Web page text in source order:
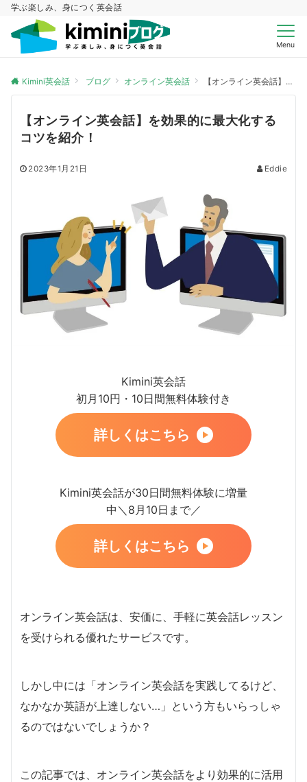
学ぶ楽しみ、身につく英会話
Menu
Kimini英会話 ブログ オンライン英会話 【オンライン英会話】を効果的に最大化するコツを紹介！
【オンライン英会話】を効果的に最大化する
コツを紹介！
2023年1月21日 Eddie
Kimini英会話
初月10円・10日間無料体験付き
詳しくはこちら
Kimini英会話が30日間無料体験に増量
中＼8月10日まで／
詳しくはこちら
オンライン英会話は、安価に、手軽に英会話レッスン
を受けられる優れたサービスです。
しかし中には「オンライン英会話を実践してるけど、
なかなか英語が上達しない…」という方もいらっしゃ
るのではないでしょうか？
この記事では、オンライン英会話をより効果的に活用